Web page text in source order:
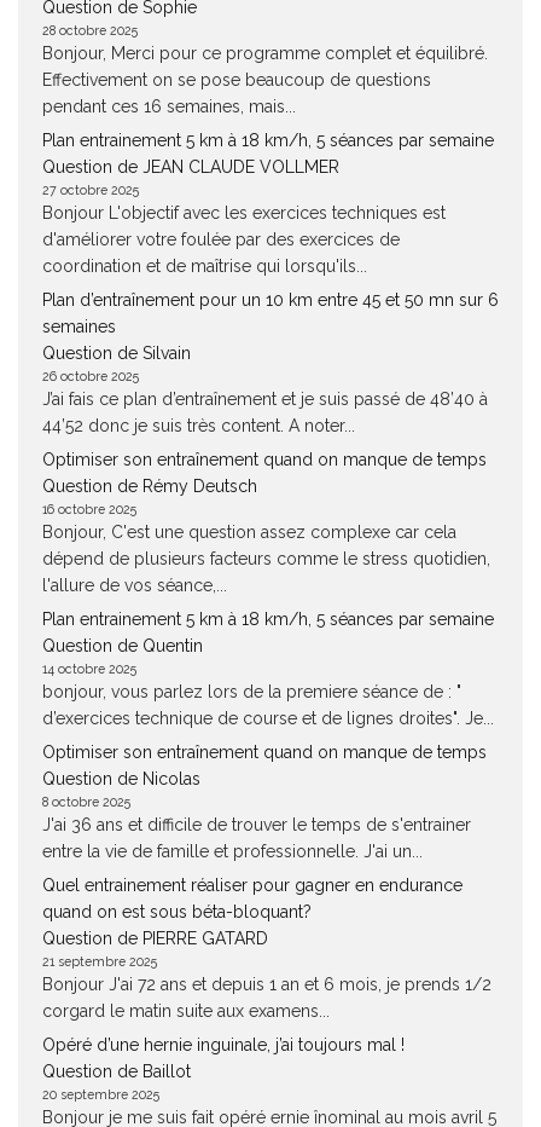
Question de Sophie
28 octobre 2025
Bonjour, Merci pour ce programme complet et équilibré.
Effectivement on se pose beaucoup de questions
pendant ces 16 semaines, mais...
Plan entrainement 5 km à 18 km/h, 5 séances par semaine
Question de JEAN CLAUDE VOLLMER
27 octobre 2025
Bonjour L'objectif avec les exercices techniques est
d'améliorer votre foulée par des exercices de
coordination et de maîtrise qui lorsqu'ils...
Plan d’entraînement pour un 10 km entre 45 et 50 mn sur 6
semaines
Question de Silvain
26 octobre 2025
J’ai fais ce plan d’entraînement et je suis passé de 48’40 à
44’52 donc je suis très content. A noter...
Optimiser son entraînement quand on manque de temps
Question de Rémy Deutsch
16 octobre 2025
Bonjour, C'est une question assez complexe car cela
dépend de plusieurs facteurs comme le stress quotidien,
l'allure de vos séance,...
Plan entrainement 5 km à 18 km/h, 5 séances par semaine
Question de Quentin
14 octobre 2025
bonjour, vous parlez lors de la premiere séance de : "
d’exercices technique de course et de lignes droites". Je...
Optimiser son entraînement quand on manque de temps
Question de Nicolas
8 octobre 2025
J'ai 36 ans et difficile de trouver le temps de s'entrainer
entre la vie de famille et professionnelle. J'ai un...
Quel entrainement réaliser pour gagner en endurance
quand on est sous béta-bloquant?
Question de PIERRE GATARD
21 septembre 2025
Bonjour J'ai 72 ans et depuis 1 an et 6 mois, je prends 1/2
corgard le matin suite aux examens...
Opéré d’une hernie inguinale, j’ai toujours mal !
Question de Baillot
20 septembre 2025
Bonjour je me suis fait opéré ernie înominal au mois avril 5